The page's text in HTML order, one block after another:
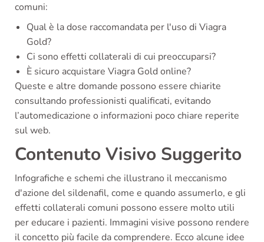
comuni:
Qual è la dose raccomandata per l'uso di Viagra
Gold?
Ci sono effetti collaterali di cui preoccuparsi?
È sicuro acquistare Viagra Gold online?
Queste e altre domande possono essere chiarite
consultando professionisti qualificati, evitando
l’automedicazione o informazioni poco chiare reperite
sul web.
Contenuto Visivo Suggerito
Infografiche e schemi che illustrano il meccanismo
d'azione del sildenafil, come e quando assumerlo, e gli
effetti collaterali comuni possono essere molto utili
per educare i pazienti. Immagini visive possono rendere
il concetto più facile da comprendere. Ecco alcune idee